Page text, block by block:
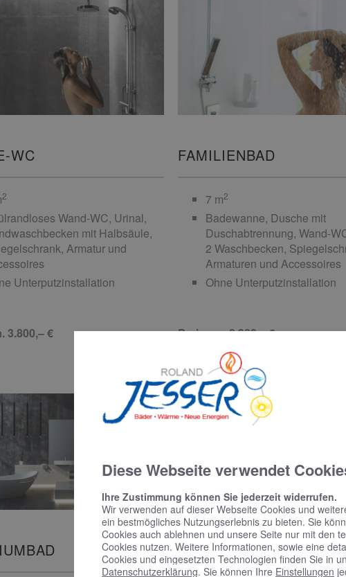
WC
2
Wand-WC, Urinal,
mit Halbsäule,
Armatur und
Unterputzinstallation
3.800,– €
FAMILIENBAD
7 m2
Badewanne, Dusche mit
Duschabtrennung, Wand-
2 Waschbecken,
Armaturen und Accessoires
Ohne Unterputzinstallation
Preis: ca. 8.900,– €
PREMIUMBAD
Diese Webseite verwendet
Ihre Zustimmung können Sie jederzeit widerrufen.
Wir verwenden auf dieser Webseite Cookies und
ein bestmögliches Nutzungserlebnis zu bieten. Sie
Cookies auch ablehnen und unsere Seite nur mit den
Cookies nutzen. Weitere Informationen, sowie eine
Cookies und eingesetzten Technologien finden Sie in
Datenschutzerklärung. Sie können Ihre Einstellungen